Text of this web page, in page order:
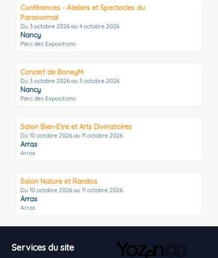
Conférences - Ateliers et Spectacles du
Paranormal
Du 3 octobre 2026 au 4 octobre 2026
Nancy
Parc des Expositions
Concert de BoneyM
Du 3 octobre 2026 au 3 octobre 2026
Nancy
Parc des Expositions
Salon Bien-Etre et Arts Divinatoires
Du 10 octobre 2026 au 11 octobre 2026
Arras
Arras
Salon Nature et Randos
Du 10 octobre 2026 au 11 octobre 2026
Arras
Arras
Services du site